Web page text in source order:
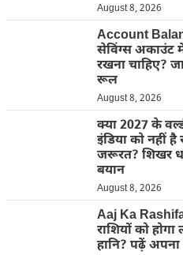
August 8, 2026
Account
सेविंग्स अकाउंट
रखना चाहिए?
रूल
August 8, 2026
क्या 2027 के
इंडिया को नहीं है
जरूरत? शिखर
बयान
August 8, 2026
Aaj Ka
राशियों को
हानि? पढ़ें